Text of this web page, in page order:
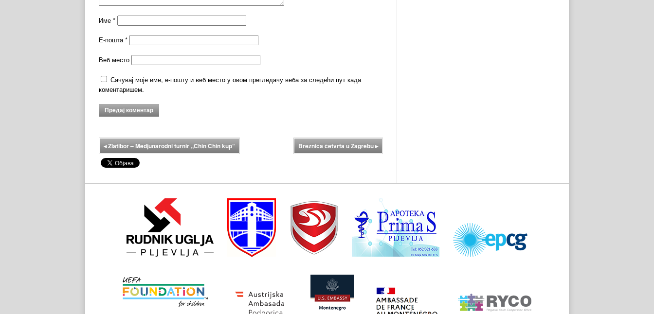
Име *
Е-пошта*
Веб место
Сачувај моје име, е-пошту и веб место у овом прегледачу веба за следећи пут када
коментаришем.
◂Zlatibor – Medjunarodni turnir ,,Chin Chin kup“ Breznica četvrta u Zagrebu▸